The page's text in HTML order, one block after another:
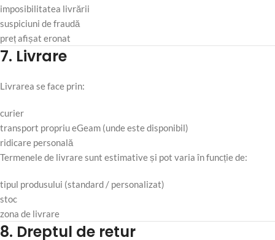
imposibilitatea livrării
suspiciuni de fraudă
preț afișat eronat
7. Livrare
Livrarea se face prin:
curier
transport propriu eGeam (unde este disponibil)
ridicare personală
Termenele de livrare sunt estimative și pot varia în funcție de:
tipul produsului (standard / personalizat)
stoc
zona de livrare
8. Dreptul de retur